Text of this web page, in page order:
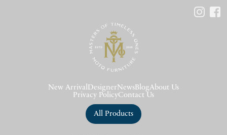
New Arrival DesignerNews BlogAbout Us
Privacy PolicyContact Us
All Products